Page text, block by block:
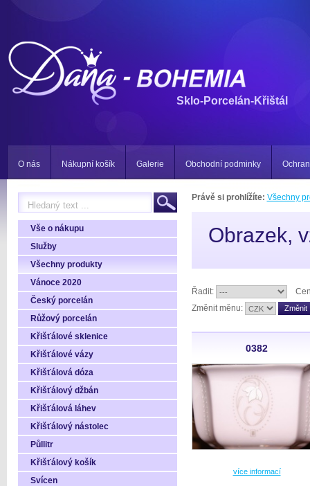
Sklo-Porcelán-Křištál
O nás Nákupní košík Galerie Obchodní podminky
Vše o nákupu
Služby
Všechny produkty
Vánoce 2020
Český porcelán
Růžový porcelán
Křišťálové sklenice
Křišťálové vázy
Křišťálová dóza
Křišťálový džbán
Křišťálová láhev
Křišťálový nástolec
Půllitr
Křišťálový košík
Svícen
Právě si prohlížíte: Všechny
Obrazek,
Řadit:
Změnit měnu:
0382
více informací